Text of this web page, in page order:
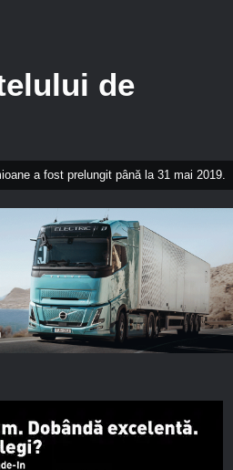
de
a fost prelungit până la 31 mai 2019.